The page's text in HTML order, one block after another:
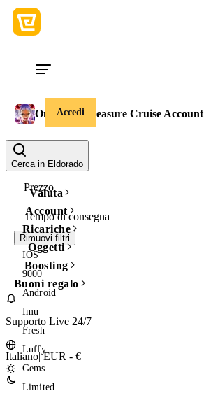
Accedi
Cerca in Eldorado
Valuta
Account
Ricariche
Oggetti
Boosting
Buoni regalo
Supporto Live 24/7
Italiano|EUR - €
One Piece Treasure Cruise Account
Regione
Prezzo
Tempo di consegna
Rimuovi filtri
IOS
9000
Android
Imu
Fresh
Luffy
Gems
Limited